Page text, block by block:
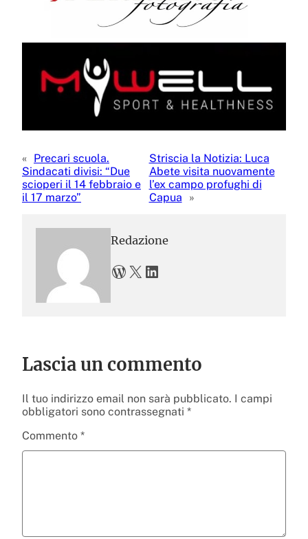
« Precari scuola.
Sindacati divisi: “Due
scioperi il 14 febbraio e
il 17 marzo”
Striscia la Notizia: Luca
Abete visita nuovamente
l’ex campo profughi di
Capua
»
Redazione
WordPress X LinkedIn
Lascia un commento
Il tuo indirizzo email non sarà pubblicato. I campi
obbligatori sono contrassegnati *
Commento *